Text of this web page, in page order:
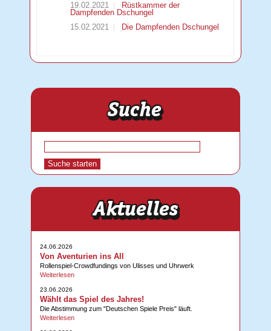
19.02.2021
Rüstkammer der
Dampfenden Dschungel
15.02.2021
Die Dampfenden Dschungel
24.06.2026
Von Aventurien ins All
Rollenspiel-Crowdfundings von Ulisses und Uhrwerk
Weiterlesen
23.06.2026
Wählt das Spiel des Jahres!
Die Abstimmung zum "Deutschen Spiele Preis" läuft.
Weiterlesen